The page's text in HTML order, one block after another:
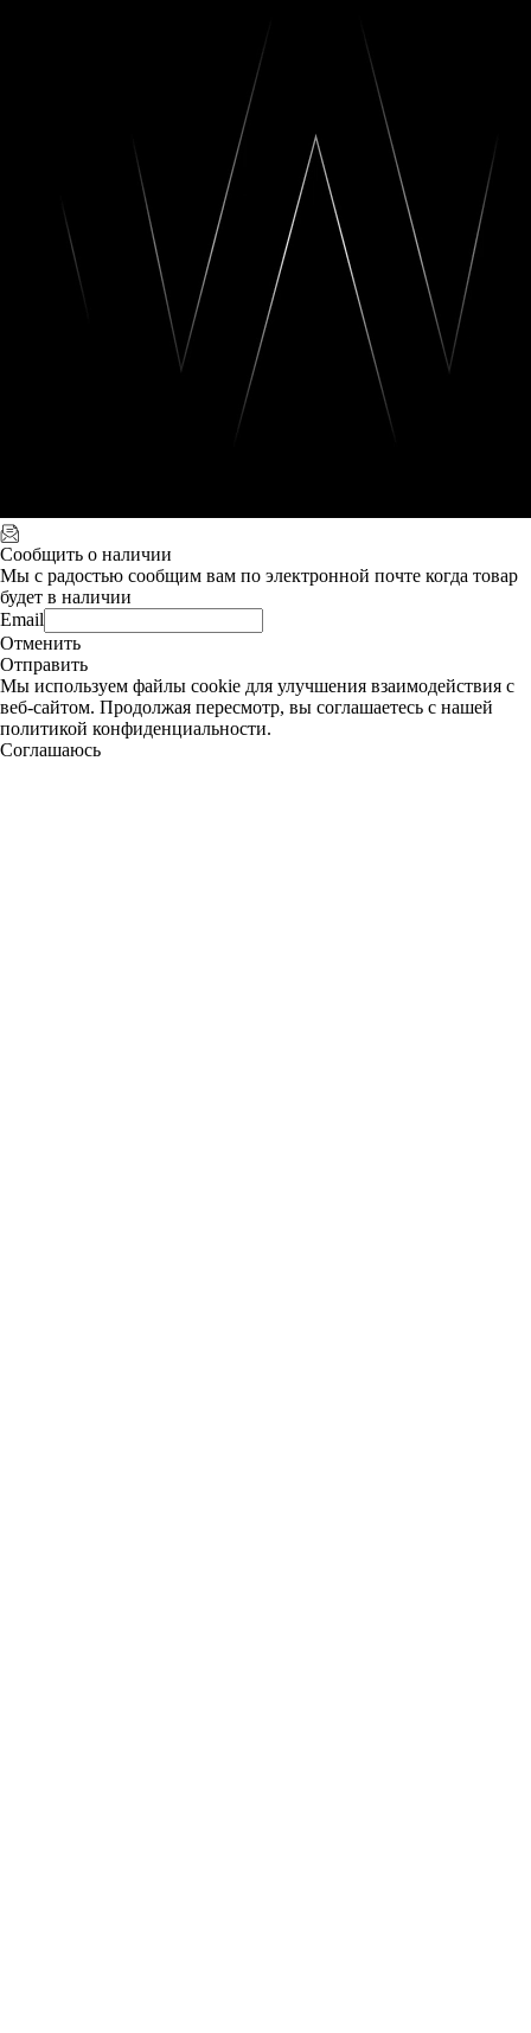
Сообщить о наличии
Мы с радостью сообщим вам по электронной почте когда товар
будет в наличии
Email
Отменить
Отправить
Мы используем файлы cookie для улучшения взаимодействия с
веб-сайтом. Продолжая пересмотр, вы соглашаетесь с нашей
политикой конфиденциальности.
Соглашаюсь